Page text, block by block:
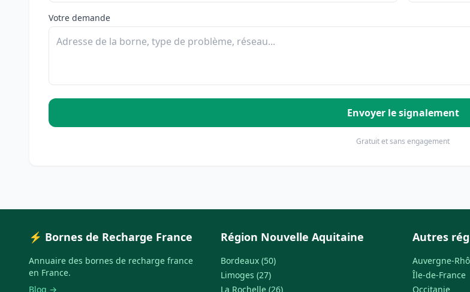
Votre demande
Envoyer le signalement
Gratuit et sans engagement
⚡ Bornes de Recharge France
Annuaire des bornes de recharge france
en France.
Blog →
Région Nouvelle Aquitaine
Bordeaux (50)
Limoges (27)
La Rochelle (26)
Autres
Auvergne-
Île-de-France
Occitanie